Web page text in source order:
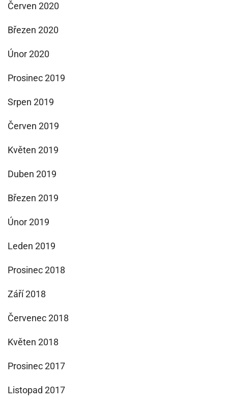
Červen 2020
Březen 2020
Únor 2020
Prosinec 2019
Srpen 2019
Červen 2019
Květen 2019
Duben 2019
Březen 2019
Únor 2019
Leden 2019
Prosinec 2018
Září 2018
Červenec 2018
Květen 2018
Prosinec 2017
Listopad 2017